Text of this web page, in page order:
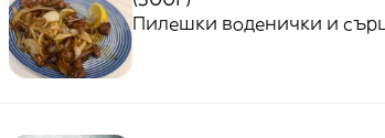
Пилешки воденички и